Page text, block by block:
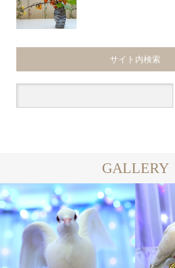
サイト内検索
GALLERY